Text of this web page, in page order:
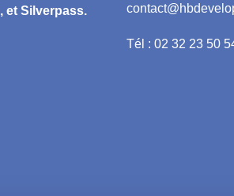
, et Silverpass.
Tél : 02 32 23 50